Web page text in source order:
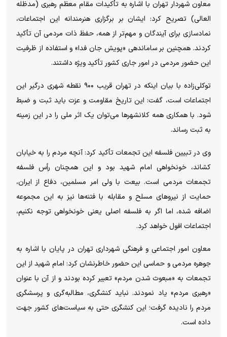
معاون شهردار تهران با اشاره به تأکیدات مقام معظم رهبری (مدظله
العالی) تصریح کرد: ایشان بر برگزاری هنرمندانه این اجتماعات،
نمادسازی برای آیندگان و مهم‌تر از همه، حفظ ذات مردمی آن تأکید
کردند. همچنین بر ساماندهی «پویش جان فدا» و استفاده از ظرفیت
این حضور مردمی در امور جاری کشور تأکید ویژه داشتند.
توکلی‌زاده با بیان اینکه در تهران قریب ۹۰۰ نقطه شهری درگیر این
اجتماعات است، گفت: این تاریخ مقاومت و عزت باید ثبت و ضبط
شود. با همکاری همه کلانشهر‌ها می‌توان یک اثر ملی را در این زمینه
به ثبت رساند.
وی در تبیین فلسفه این تجمعات تأکید کرد: آنچه مردم را به خیابان
کشاند، خونخواهی امام شهید بود و این همچنان رأس فلسفه
تجمعات مردمی است. بیعت با ولی امر مسلمین، دفاع از ایران،
حمایت از نیرو‌های مسلح و مقابله با فتنه‌ها نیز به این مجموعه
اضافه شده، اما اگر به فلسفه اصلی یعنی خونخواهی توجه نکنیم،
اجتماعات افول خواهد کرد.
معاون امور اجتماعی و فرهنگی شهرداری تهران در پایان با اشاره به
جوهره مردمی و حماسی این حضور خاطرنشان کرد: امام شهید از این
تجمعات به «مبعوث شدن مردم» تعبیر کرده بودند و از آن با عنوان
«رهبری مردم» یاد نمودند. نباید کنشگری، مطالبه‌گری و پرسشگری
مردم را نادیده گرفت؛ این کنشگری حتی به سیاست‌های کشور جهت
داده است.